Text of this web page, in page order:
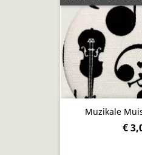
Muzikale
€